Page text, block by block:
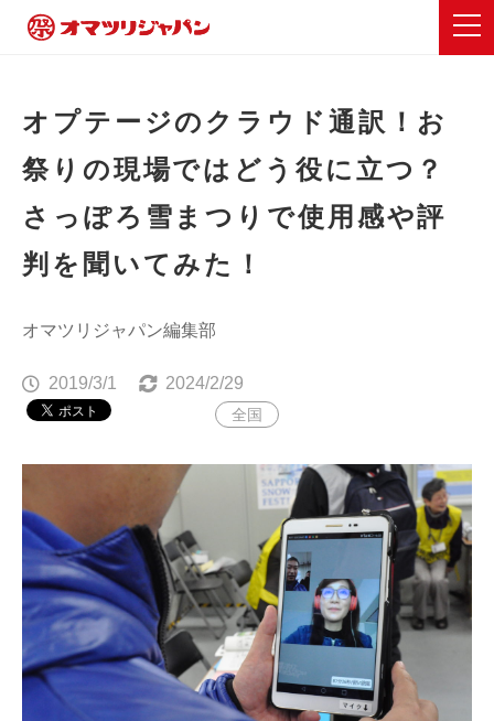
オプテージのクラウド通訳！お
祭りの現場ではどう役に立つ？
さっぽろ雪まつりで使用感や評
判を聞いてみた！
オマツリジャパン編集部
2019/3/1 2024/2/29
全国